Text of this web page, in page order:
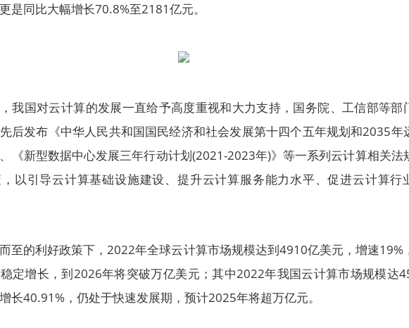
是同比大幅增长70.8%至2181亿元。
我国对云计算的发展一直给予高度重视和大力支持，国务院、工信部等部
后发布《中华人民共和国国民经济和社会发展第十四个五年规划和2035年
《新型数据中心发展三年行动计划(2021-2023年)》等一系列云计算相关法
以引导云计算基础设施建设、提升云计算服务能力水平、促进云计算行
至的利好政策下，2022年全球云计算市场规模达到4910亿美元，增速19%
定增长，到2026年将突破万亿美元；其中2022年我国云计算市场规模达
长40.91%，仍处于快速发展期，预计2025年将超万亿元。